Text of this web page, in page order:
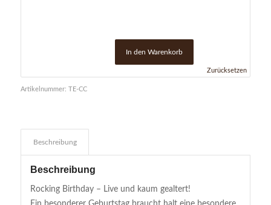
Zurücksetzen
In den Warenkorb
Artikelnummer: TE-CC
Beschreibung
Beschreibung
Rocking Birthday – Live und kaum gealtert!